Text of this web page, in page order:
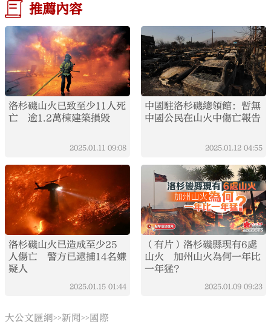
推薦內容
洛杉磯山火已致至少11人死
亡 逾1.2萬棟建築損毀
2025.01.11 09:08
中國駐洛杉磯總領館：暫無
中國公民在山火中傷亡報告
2025.01.12 04:55
洛杉磯山火已造成至少25
人傷亡 警方已逮捕14名嫌
疑人
2025.01.15 01:44
（有片）洛杉磯縣現有6處
山火 加州山火為何一年比
一年猛？
2025.01.09 09:23
大公文匯網>>新聞>> 國際